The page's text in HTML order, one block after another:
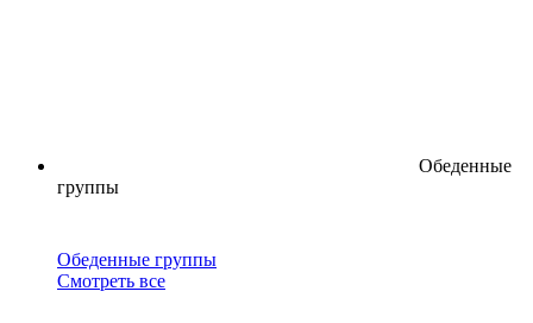
Обеденные
группы
Обеденные группы
Смотреть все